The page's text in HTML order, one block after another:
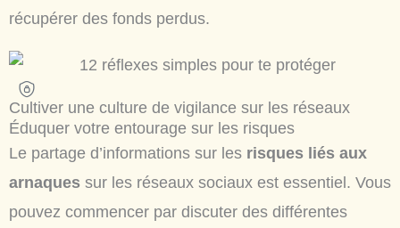
récupérer des fonds perdus.
Cultiver une culture de vigilance sur les réseaux
Éduquer votre entourage sur les risques
Le partage d’informations sur les risques liés aux
arnaques sur les réseaux sociaux est essentiel. Vous
pouvez commencer par discuter des différentes